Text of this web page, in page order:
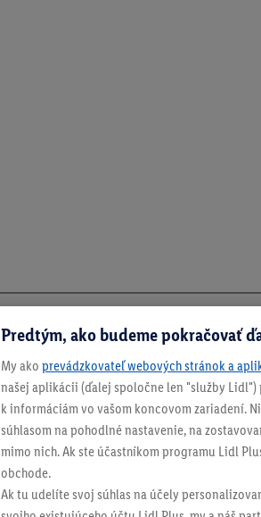
Predtým, ako budeme pokračovať
My ako prevádzkovateľ webových stránok a
našej aplikácii (ďalej spoločne len "služby
k informáciám vo vašom koncovom zariadení.
súhlasom na pohodlné nastavenie, na
mimo nich. Ak ste účastníkom programu Lidl
obchode.
Ak tu udelíte svoj súhlas na účely